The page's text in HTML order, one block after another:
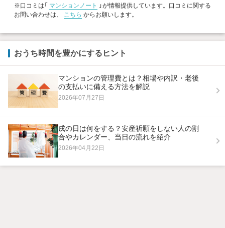
※口コミは「 マンションノート
」が情報提供しています。口コミに関する
お問い合わせは、 こちら からお願いします。
おうち時間を豊かにするヒント
マンションの管理費とは？相場や内訳・老後
の支払いに備える方法を解説
2026年07月27日
戌の日は何をする？安産祈願をしない人の割
合やカレンダー、当日の流れを紹介
2026年04月22日